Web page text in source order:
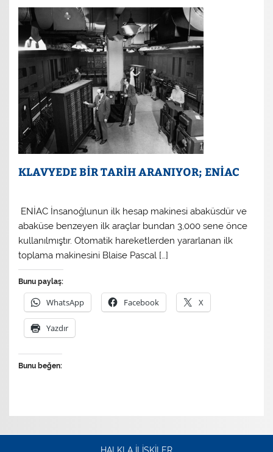
KLAVYEDE BİR TARİH ARANIYOR; ENİAC
ENİAC İnsanoğlunun ilk hesap makinesi abaküsdür ve
abaküse benzeyen ilk araçlar bundan 3,000 sene önce
kullanılmıştır. Otomatik hareketlerden yararlanan ilk
toplama makinesini Blaise Pascal […]
Bunu paylaş:
WhatsApp Facebook X
Yazdır
Bunu beğen: